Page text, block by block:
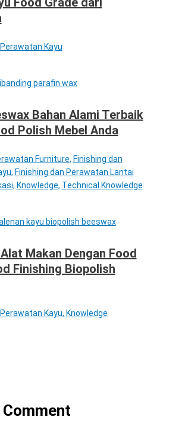
Kayu
Bahan Alami Terbaik
Polish Mebel Anda
Furniture, Finishing dan
, Finishing dan Perawatan Lantai
, Knowledge, Technical Knowledge
Makan Dengan Food
Finishing Biopolish
Kayu, Knowledge
Comment